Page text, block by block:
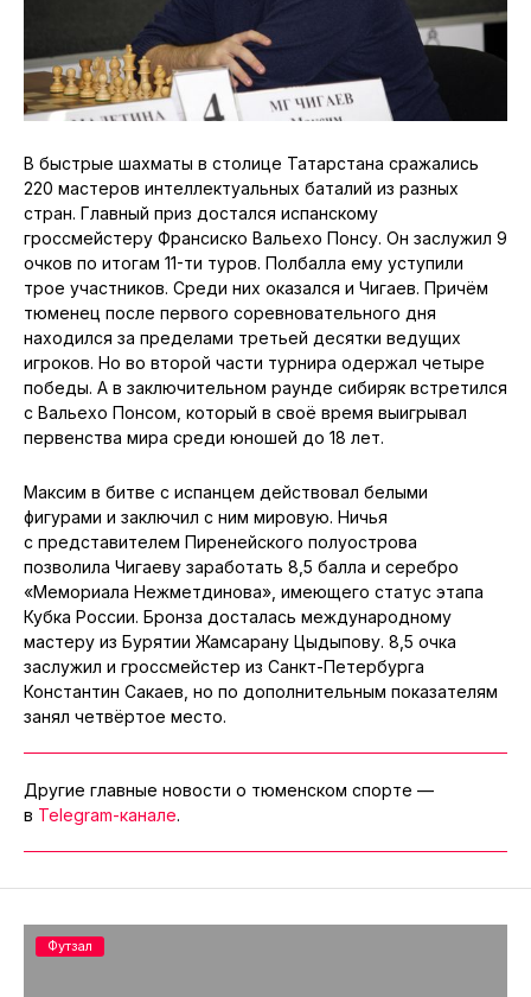
В быстрые шахматы в столице Татарстана сражались
220 мастеров интеллектуальных баталий из разных
стран. Главный приз достался испанскому
гроссмейстеру Франсиско Вальехо Понсу. Он заслужил 9
очков по итогам 11-ти туров. Полбалла ему уступили
трое участников. Среди них оказался и Чигаев. Причём
тюменец после первого соревновательного дня
находился за пределами третьей десятки ведущих
игроков. Но во второй части турнира одержал четыре
победы. А в заключительном раунде сибиряк встретился
с Вальехо Понсом, который в своё время выигрывал
первенства мира среди юношей до 18 лет.
Максим в битве с испанцем действовал белыми
фигурами и заключил с ним мировую. Ничья
с представителем Пиренейского полуострова
позволила Чигаеву заработать 8,5 балла и серебро
«Мемориала Нежметдинова», имеющего статус этапа
Кубка России. Бронза досталась международному
мастеру из Бурятии Жамсарану Цыдыпову. 8,5 очка
заслужил и гроссмейстер из Санкт-Петербурга
Константин Сакаев, но по дополнительным показателям
занял четвёртое место.
Другие главные новости о тюменском спорте —
в Telegram-канале.
Футзал